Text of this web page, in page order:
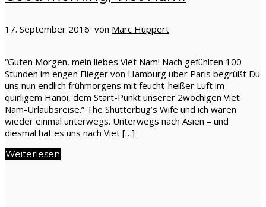
17. September 2016 von Marc Huppert
“Guten Morgen, mein liebes Viet Nam! Nach gefühlten 100
Stunden im engen Flieger von Hamburg über Paris begrüßt Du
uns nun endlich frühmorgens mit feucht-heißer Luft im
quirligem Hanoi, dem Start-Punkt unserer 2wöchigen Viet
Nam-Urlaubsreise.” The Shutterbug’s Wife und ich waren
wieder einmal unterwegs. Unterwegs nach Asien – und
diesmal hat es uns nach Viet […]
Weiterlesen